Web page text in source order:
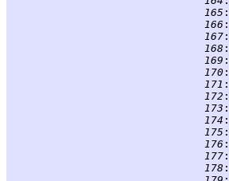
165 :
166 :
167 :
168 :
169 :
170 :
171 :
172 :
173 :
174 :
175 :
176 :
177 :
178 :